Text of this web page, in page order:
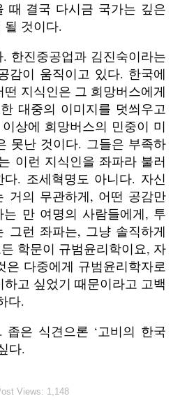
때 결국 다시금 국가는 깊은
될 것이다.
한진중공업과 김진숙이라는
감이 움직이고 있다. 한국에
지식인은 그 희망버스에게
대중의 이미지를 덧씌우고
상에 희망버스의 민중이 미
못난 것이다. 그들은 부족하
이런 지식인을 좌파라 불러
. 조세혁명도 아니다. 자신
거의 무관하게, 어떤 공감만
만 여명의 사람들에게, 투
그런 좌파는, 그냥 솔직하게
학문이 규범윤리학이요, 자
은 다중에게 규범윤리학자로
고 싶었기 때문이라고 고백
다.
좁은 식견으론 ‘고비의 한국
다.
Views: 1,148